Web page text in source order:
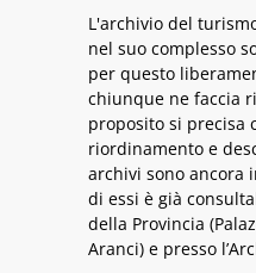
L'archivio del
nel suo complesso
per questo
chiunque ne faccia
proposito si precisa
riordinamento e
archivi sono ancora
di essi è già
della Provincia
Aranci) e presso